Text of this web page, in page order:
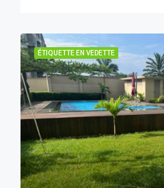
ÉTIQUETTE EN VEDETTE